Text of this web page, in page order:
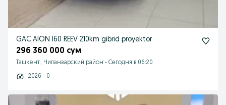
GAC AION I60 REEV 210km gibrid proyektor
296 360 000 сум
Ташкент, Чиланзарский район - Сегодня в 06:20
2026 - 0